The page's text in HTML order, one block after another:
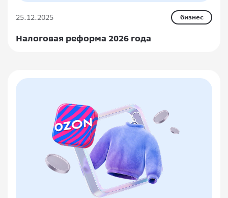
25.12.2025 бизнес
Налоговая реформа 2026 года